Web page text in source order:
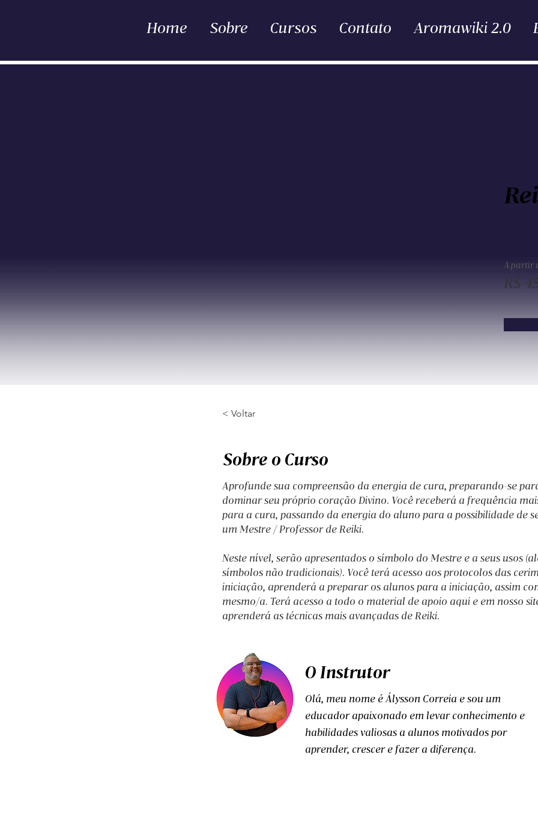
Home Sobre Cursos Contato Aromawiki 2.0
A partir
R$
< Voltar
Sobre o Curso
Aprofunde sua compreensão da energia de cura, preparando-se
dominar seu próprio coração Divino. Você receberá a frequência
para a cura, passando da energia do aluno para a possibilidade de
um Mestre / Professor de Reiki.
Neste nível, serão apresentados o símbolo do Mestre e a seus usos
símbolos não tradicionais). Você terá acesso aos protocolos das
iniciação, aprenderá a preparar os alunos para a iniciação, assim
mesmo/a. Terá acesso a todo o material de apoio aqui e em nosso
aprenderá as técnicas mais avançadas de Reiki.
O Instrutor
Olá, meu nome é Álysson Correia e sou um
educador apaixonado em levar conhecimento e
habilidades valiosas a alunos motivados por
aprender, crescer e fazer a diferença.